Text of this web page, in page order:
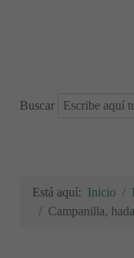
Buscar
Está aquí: Inicio
Campanilla,